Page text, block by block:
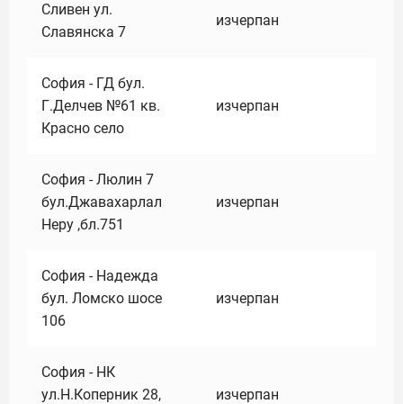
Сливен ул.
Славянска 7
изчерпан
София - ГД бул.
Г.Делчев №61 кв.
Красно село
изчерпан
София - Люлин 7
бул.Джавахарлал
Неру ,бл.751
изчерпан
София - Надежда
бул. Ломско шосе
106
изчерпан
София - НК
ул.Н.Коперник 28,
изчерпан